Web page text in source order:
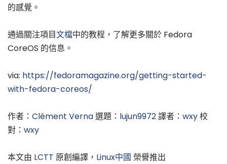
的感覺。
通過關注項目文檔中的教程，了解更多關於 Fedora
CoreOS 的信息。
via: https://fedoramagazine.org/getting-started-
with-fedora-coreos/
作者： Clément Verna選題： lujun9972譯者： wxy校
對： wxy
本文由 LCTT 原創編譯， Linux中國 榮譽推出